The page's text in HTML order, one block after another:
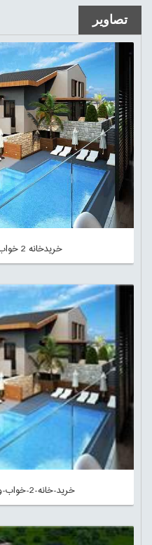
تصاویر
خریدخانه 2 خواب و 3 خواب در ازمیر
خرید-خانه-2-خواب-و-3-خواب-در-ازمیر-1-1